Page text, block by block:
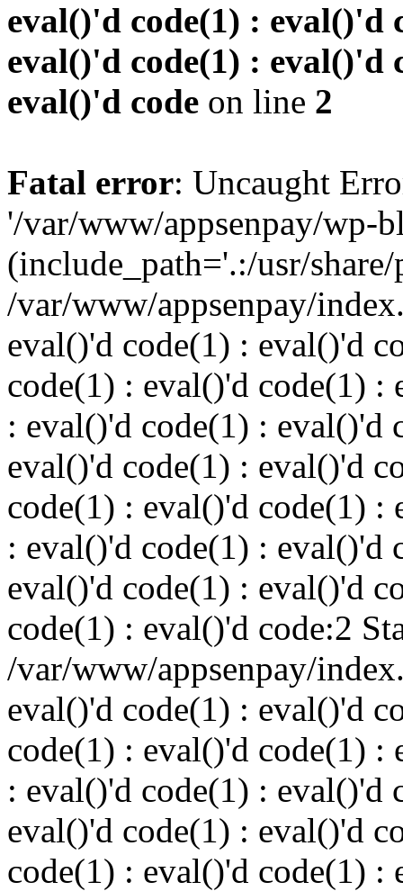
eval()'d code(1) : eval()'d
eval()'d code(1) : eval()'d
eval()'d code on line 2
Fatal error: Uncaught
'/var/www/appsenpay/wp-
(include_path='.:/usr/
/var/www/appsenpay/
eval()'d code(1) : eval()'d
code(1) : eval()'d code(1) :
: eval()'d code(1) : eval()'d
eval()'d code(1) : eval()'d
code(1) : eval()'d code(1) :
: eval()'d code(1) : eval()'d
eval()'d code(1) : eval()'d
code(1) : eval()'d code:2
/var/www/appsenpay/
eval()'d code(1) : eval()'d
code(1) : eval()'d code(1) :
: eval()'d code(1) : eval()'d
eval()'d code(1) : eval()'d
code(1) : eval()'d code(1) :